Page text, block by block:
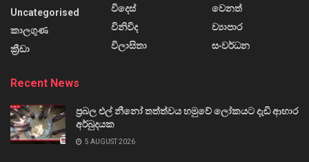
Uncategorised
කාලගුණ
ක්‍රීඩා
විදෙස්
විනිවිද
විලාසිතා
වෙනත්
ව්‍යාපාර
සංවර්ධන
Recent News
ප්‍රබල එල් නීනෝ තත්ත්වය හමුවේ ලෝකයට දැඩි ආහාර
අර්බුදයක
5 AUGUST 2026